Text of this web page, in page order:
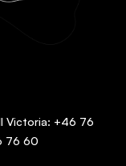
Victoria: +46 76
76 60